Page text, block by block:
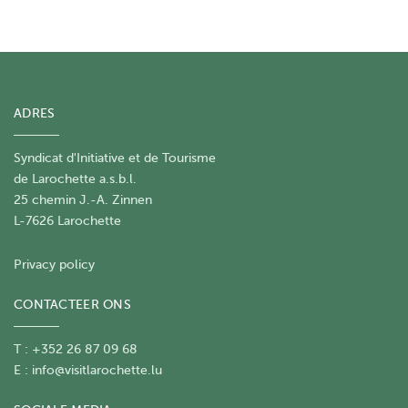
ADRES
Syndicat d'Initiative et de Tourisme
de Larochette a.s.b.l.
25 chemin J.-A. Zinnen
L-7626 Larochette
Privacy policy
CONTACTEER ONS
T : +352 26 87 09 68
E : info@visitlarochette.lu